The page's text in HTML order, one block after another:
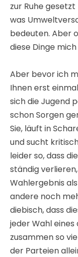
zur Ruhe
was
bedeuten. Aber
diese Dinge
Aber bevor ich
Ihnen erst
sich die Jugend
schon Sorgen
Sie, läuft in
und sucht
leider so, dass
ständig
Wahlergebnis
andere noch
diebisch, dass
jeder Wahl
zusammen so
der Parteien